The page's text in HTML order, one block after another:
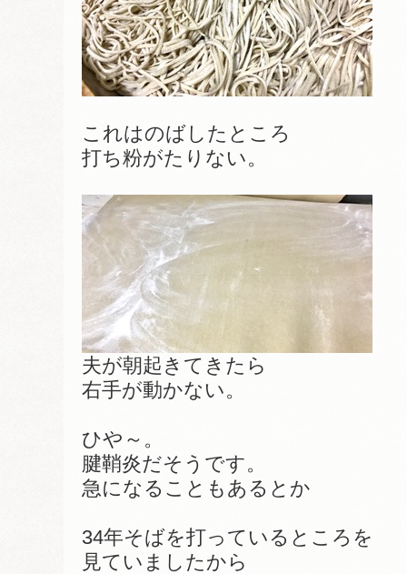
これはのばしたところ
打ち粉がたりない。
夫が朝起きてきたら
右手が動かない。
ひや～。
腱鞘炎だそうです。
急になることもあるとか
34年そばを打っているところを
見ていましたから